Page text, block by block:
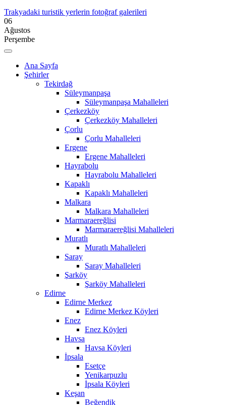
Trakyadaki turistik yerlerin fotoğraf galerileri
06
Ağustos
Perşembe
Ana Sayfa
Şehirler
Tekirdağ
Süleymanpaşa
Süleymanpaşa Mahalleleri
Çerkezköy
Çerkezköy Mahalleleri
Çorlu
Çorlu Mahalleleri
Ergene
Ergene Mahalleleri
Hayrabolu
Hayrabolu Mahalleleri
Kapaklı
Kapaklı Mahalleleri
Malkara
Malkara Mahalleleri
Marmaraereğlisi
Marmaraereğlisi Mahalleleri
Muratlı
Muratlı Mahalleleri
Saray
Saray Mahalleleri
Şarköy
Şarköy Mahalleleri
Edirne
Edirne Merkez
Edirne Merkez Köyleri
Enez
Enez Köyleri
Havsa
Havsa Köyleri
İpsala
Esetçe
Yenikarpuzlu
İpsala Köyleri
Keşan
Beğendik